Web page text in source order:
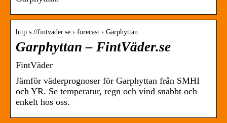
http s://fintvader.se › forecast › Garphyttan
Garphyttan – FintVäder.se
FintVäder
Jämför väderprognoser för Garphyttan från SMHI
och YR. Se temperatur, regn och vind snabbt och
enkelt hos oss.